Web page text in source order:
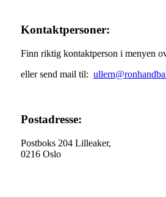
Kontaktpersoner:
Finn riktig kontaktperson i menyen
eller send mail til:
Postadresse:
Postboks 204 Lilleaker,
0216 Oslo